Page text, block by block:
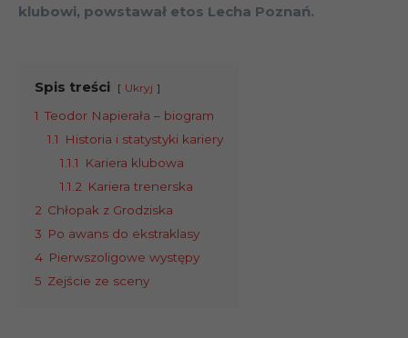
klubowi, powstawał etos Lecha Poznań.
Spis treści Ukryj
1 Teodor Napierała – biogram
1.1
Historia i statystyki kariery
1.1.1
Kariera klubowa
1.1.2 Kariera trenerska
2 Chłopak z Grodziska
3 Po awans do ekstraklasy
4 Pierwszoligowe występy
5 Zejście ze sceny